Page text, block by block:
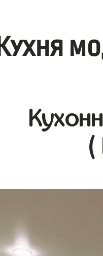
Кухня
(